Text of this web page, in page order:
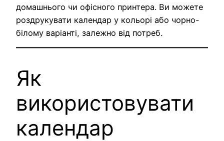
домашнього чи офісного принтера. Ви можете
роздрукувати календар у кольорі або чорно-
білому варіанті, залежно від потреб.
Як
використовувати
календар